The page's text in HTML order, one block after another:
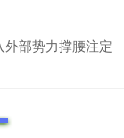
部势力撑腰注定